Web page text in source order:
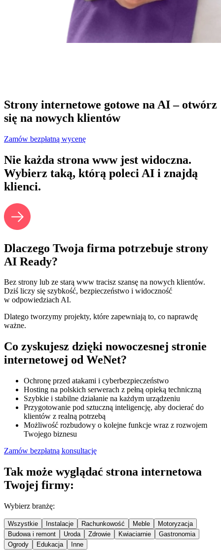
Strony internetowe gotowe na AI – otwórz
się na nowych klientów
Zamów bezpłatną wycenę
Nie każda strona www jest widoczna.
Wybierz taką, którą poleci AI i znajdą
klienci.
Dlaczego Twoja firma potrzebuje strony
AI Ready?
Bez strony lub ze starą www tracisz szansę na nowych klientów.
Dziś liczy się szybkość, bezpieczeństwo i widoczność
w odpowiedziach AI.
Dlatego tworzymy projekty, które zapewniają to, co naprawdę
ważne.
Co zyskujesz dzięki nowoczesnej stronie
internetowej od WeNet?
Ochronę przed atakami i cyberbezpieczeństwo
Hosting na polskich serwerach z pełną opieką techniczną
Szybkie i stabilne działanie na każdym urządzeniu
Przygotowanie pod sztuczną inteligencję, aby docierać do
klientów z realną potrzebą
Możliwość rozbudowy o kolejne funkcje wraz z rozwojem
Twojego biznesu
Zamów bezpłatną konsultację
Tak może wyglądać strona internetowa
Twojej firmy:
Wybierz branżę:
Wszystkie Instalacje Rachunkowość Meble
Motoryzacja
Budowa i remont
Uroda Zdrowie Kwiaciarnie
Gastronomia
Ogrody
Edukacja Inne